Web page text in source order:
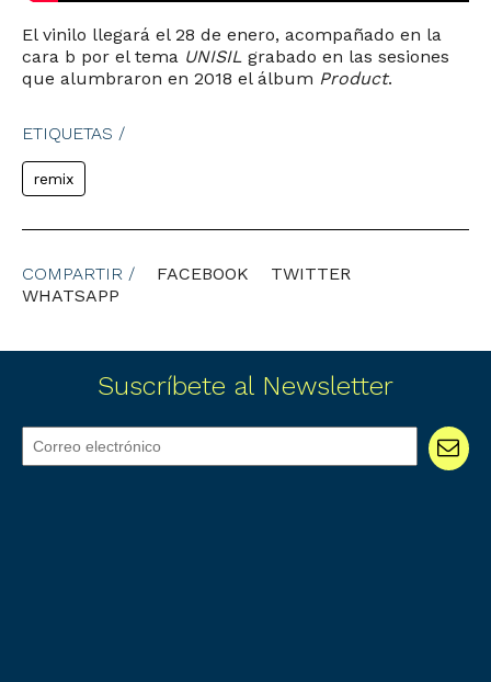
El vinilo llegará el 28 de enero, acompañado en la
cara b por el tema UNISIL grabado en las sesiones
que alumbraron en 2018 el álbum Product.
ETIQUETAS /
remix
COMPARTIR / FACEBOOK
TWITTER
WHATSAPP
Suscríbete al Newsletter